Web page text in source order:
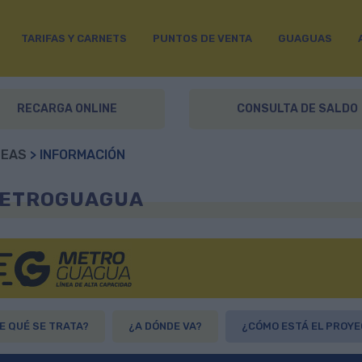
TARIFAS Y CARNETS PUNTOS DE VENTA GUAGUAS
RECARGA ONLINE CONSULTA DE SALDO
> INFORMACIÓN
QUÉ SE TRATA? ¿A DÓNDE VA? ¿CÓMO ESTÁ EL